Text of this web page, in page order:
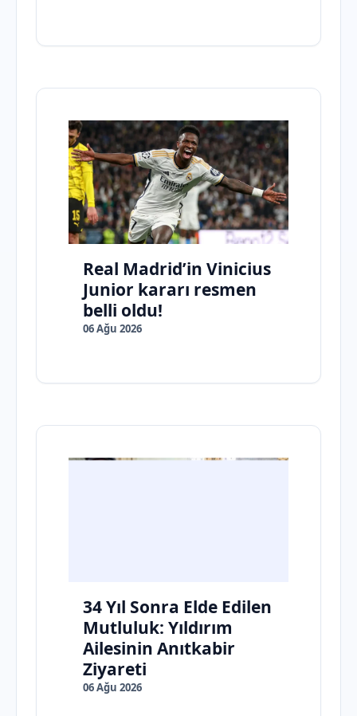
Real Madrid’in Vinicius
Junior kararı resmen
belli oldu!
06 Ağu 2026
34 Yıl Sonra Elde Edilen
Mutluluk: Yıldırım
Ailesinin Anıtkabir
Ziyareti
06 Ağu 2026